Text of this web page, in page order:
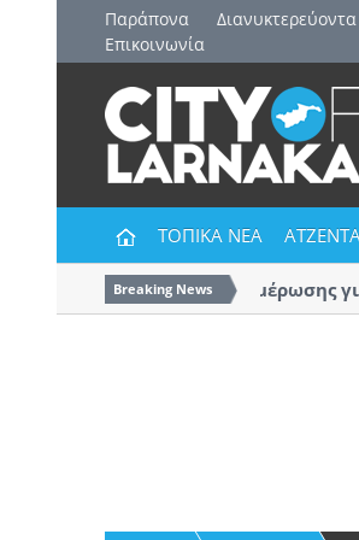
Παράπονα
Επικοινωνία
ΤΟΠΙΚΑ ΝΕΑ
Breaking News
Εκστρατεία ενημέρωσης
Αστυνομία Λάρνακας